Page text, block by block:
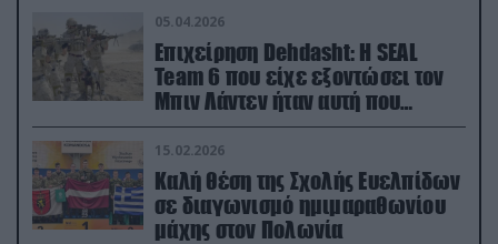
05.04.2026
Επιχείρηση Dehdasht: Η SEAL
Team 6 που είχε εξοντώσει τον
Μπιν Λάντεν ήταν αυτή που
διέσωσε τον πιλότο του F-15
15.02.2026
Καλή θέση της Σχολής Ευελπίδων
σε διαγωνισμό ημιμαραθωνίου
μάχης στον Πολωνία